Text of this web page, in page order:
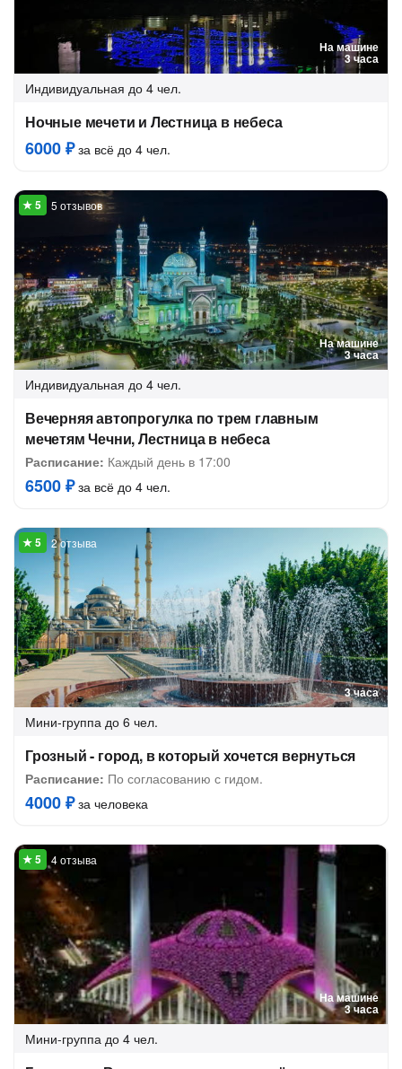
На машине
3 часа
Индивидуальная до 4 чел.
Ночные мечети и Лестница в небеса
6000 ₽за всё до 4 чел.
На машине
3 часа
5 отзывов
Индивидуальная до 4 чел.
Вечерняя автопрогулка по трем главным
мечетям Чечни, Лестница в небеса
Расписание: Каждый день в 17:00
6500 ₽за всё до 4 чел.
3 часа
2 отзыва
Мини-группа до 6 чел.
Грозный - город, в который хочется вернуться
Расписание: По согласованию с гидом.
4000 ₽за человека
На машине
3 часа
4 отзыва
Мини-группа до 4 чел.